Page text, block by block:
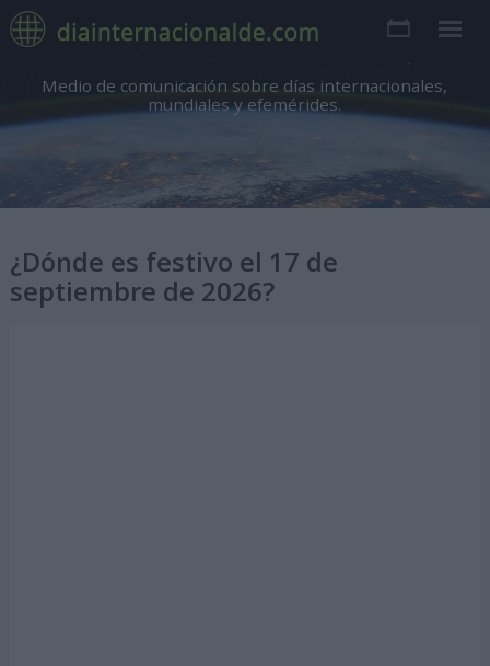
Medio de comunicación sobre días internacionales,
mundiales y efemérides.
¿Dónde es festivo el 17 de
septiembre de 2026?